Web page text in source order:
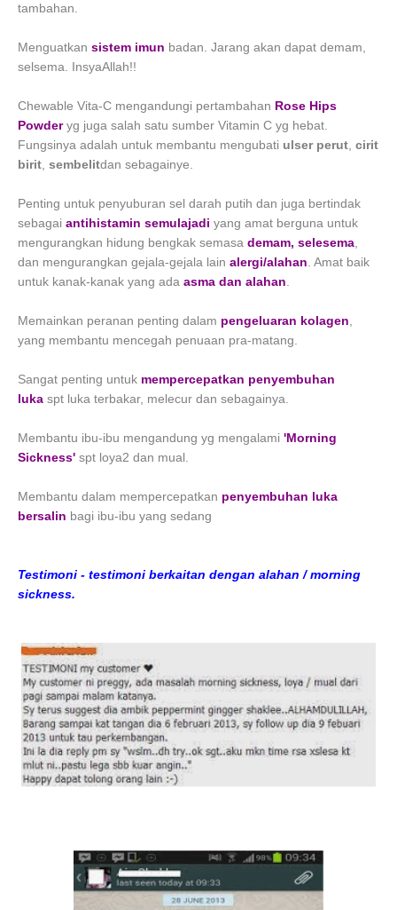
tambahan.
Menguatkan sistem imun badan. Jarang akan dapat demam,
selsema. InsyaAllah!!
Chewable Vita-C mengandungi pertambahan Rose Hips
Powderyg juga salah satu sumber Vitamin C yg hebat.
Fungsinya adalah untuk membantu mengubati ulser perut cirit
birit sembelitdan sebagainye.
Penting untuk penyuburan sel darah putih dan juga bertindak
sebagai antihistamin semulajadi yang amat berguna untuk
mengurangkan hidung bengkak semasa demam, selesema
dan mengurangkan gejala-gejala lain alergi/alahan . Amat baik
untuk kanak-kanak yang ada asma dan alahan
Memainkan peranan penting dalam pengeluaran kolagen
yang membantu mencegah penuaan pra-matang.
Sangat penting untuk mempercepatkan penyembuhan
luka spt luka terbakar, melecur dan sebagainya.
Membantu ibu-ibu mengandung yg mengalami 'Morning
Sickness' spt loya2 dan mual.
Membantu dalam mempercepatkan penyembuhan luka
bersalin bagi ibu-ibu yang sedang
Testimoni - testimoni berkaitan dengan alahan / morning
sickness.